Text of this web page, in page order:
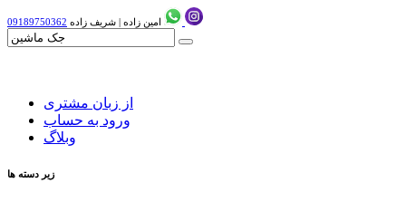
09189750362 امین زاده | شریف زاده
از زبان مشتری
ورود به حساب
وبلاگ
زیر دسته ها